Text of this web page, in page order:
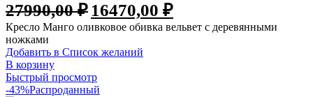
27990,00₽ 16470,00 ₽
Кресло Манго оливковое обивка вельвет с деревянными
ножками
Добавить в Список желаний
В корзину
Быстрый просмотр
-43%Распроданный